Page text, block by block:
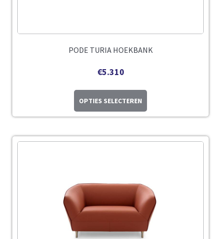
PODE TURIA HOEKBANK
€5.310
OPTIES SELECTEREN